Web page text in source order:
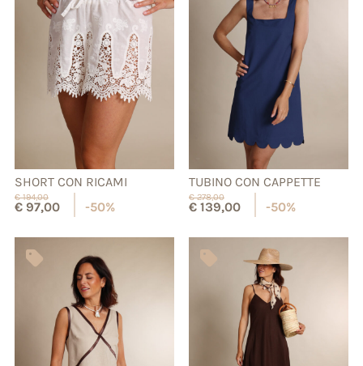
SHORT CON RICAMI
€194,00
€97,00 -50%
TUBINO CON CAPPETTE
€278,00
€139,00 -50%